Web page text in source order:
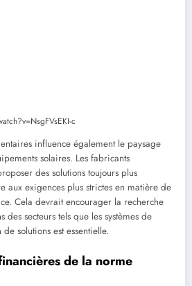
c
influence également le paysage
solaires. Les fabricants
des solutions toujours plus
aux exigences plus strictes en matière de
Cela devrait encourager la recherche
des secteurs tels que les systèmes de
solutions est essentielle.
de la norme